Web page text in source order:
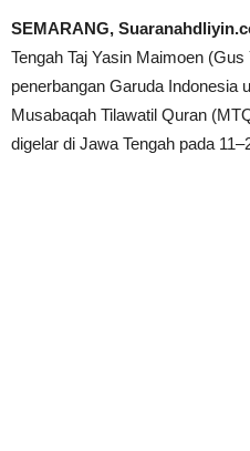
SEMARANG,
Tengah Taj Yasin Maimoen
penerbangan Garuda Indonesia
Musabaqah Tilawatil Quran
digelar di Jawa Tengah pada